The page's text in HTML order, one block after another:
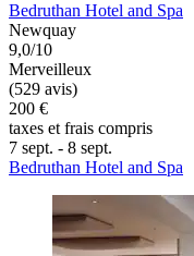
Bedruthan Hotel and Spa
Newquay
9,0/10
Merveilleux
(529 avis)
200 €
taxes et frais compris
7 sept. - 8 sept.
Bedruthan Hotel and Spa